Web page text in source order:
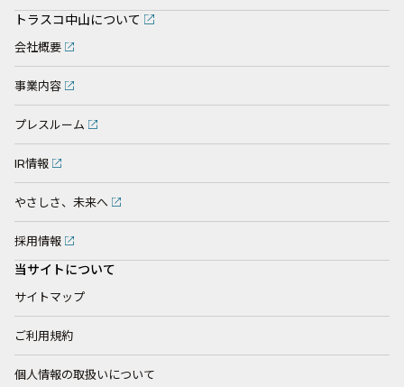
トラスコ中山について
会社概要
事業内容
プレスルーム
IR情報
やさしさ、未来へ
採用情報
当サイトについて
サイトマップ
ご利用規約
個人情報の取扱いについて